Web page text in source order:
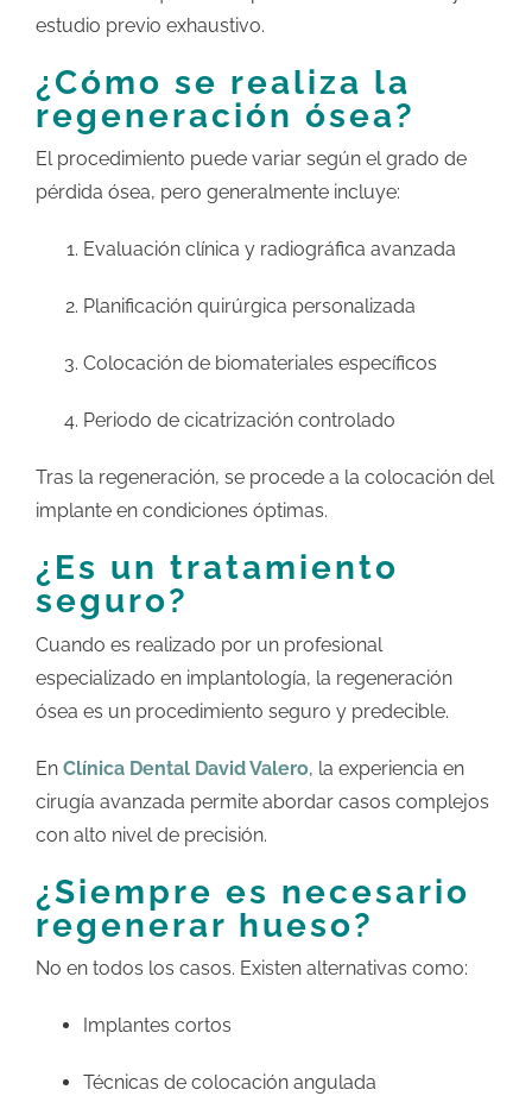
estudio previo exhaustivo.
¿Cómo se realiza la
regeneración ósea?
El procedimiento puede variar según el grado de
pérdida ósea, pero generalmente incluye:
Evaluación clínica y radiográfica avanzada
Planificación quirúrgica personalizada
Colocación de biomateriales específicos
Periodo de cicatrización controlado
Tras la regeneración, se procede a la colocación del
implante en condiciones óptimas.
¿Es un tratamiento
seguro?
Cuando es realizado por un profesional
especializado en implantología, la regeneración
ósea es un procedimiento seguro y predecible.
En Clínica Dental David Valero, la experiencia en
cirugía avanzada permite abordar casos complejos
con alto nivel de precisión.
¿Siempre es necesario
regenerar hueso?
No en todos los casos. Existen alternativas como:
Implantes cortos
Técnicas de colocación angulada